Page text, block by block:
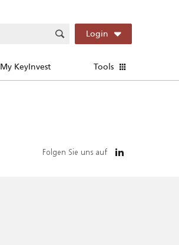
Login
My KeyInvest Tools
Folgen Sie uns auf